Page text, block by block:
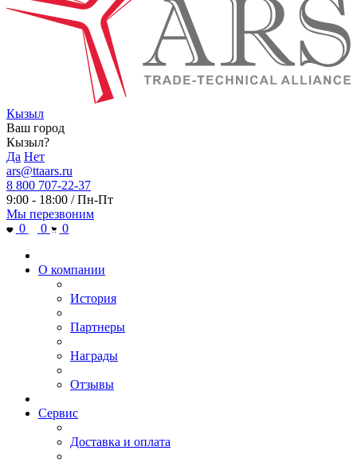
Кызыл
Ваш город
Кызыл?
Да Нет
ars@ttaars.ru
8 800 707-22-37
9:00 - 18:00 / Пн-Пт
Мы перезвоним
0
0 0
О компании
История
Партнеры
Награды
Отзывы
Сервис
Доставка и оплата